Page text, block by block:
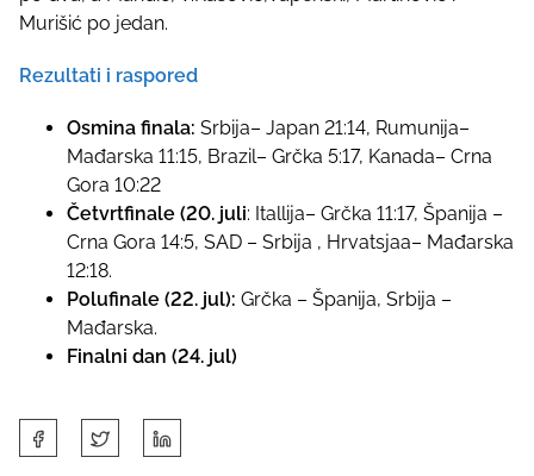
Murišić po jedan.
Rezultati i raspored
Osmina finala: Srbija– Japan 21:14, Rumunija–
Mađarska 11:15, Brazil– Grčka 5:17, Kanada– Crna
Gora 10:22
Četvrtfinale (20. juli: Itallija– Grčka 11:17, Španija –
Crna Gora 14:5, SAD – Srbija , Hrvatsjaa– Mađarska
12:18.
Polufinale (22. jul): Grčka – Španija, Srbija –
Mađarska.
Finalni dan (24. jul)
h